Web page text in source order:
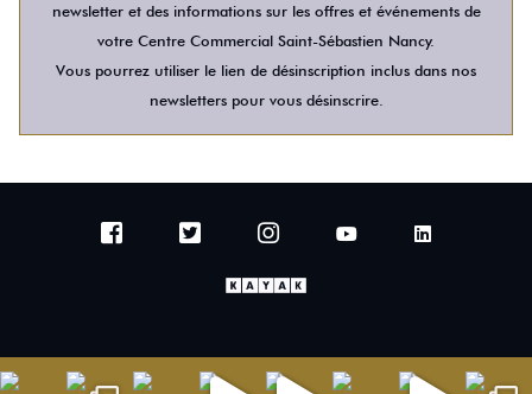
newsletter et des informations sur les offres et événements de
votre Centre Commercial Saint-Sébastien Nancy.
Vous pourrez utiliser le lien de désinscription inclus dans nos
newsletters pour vous désinscrire.